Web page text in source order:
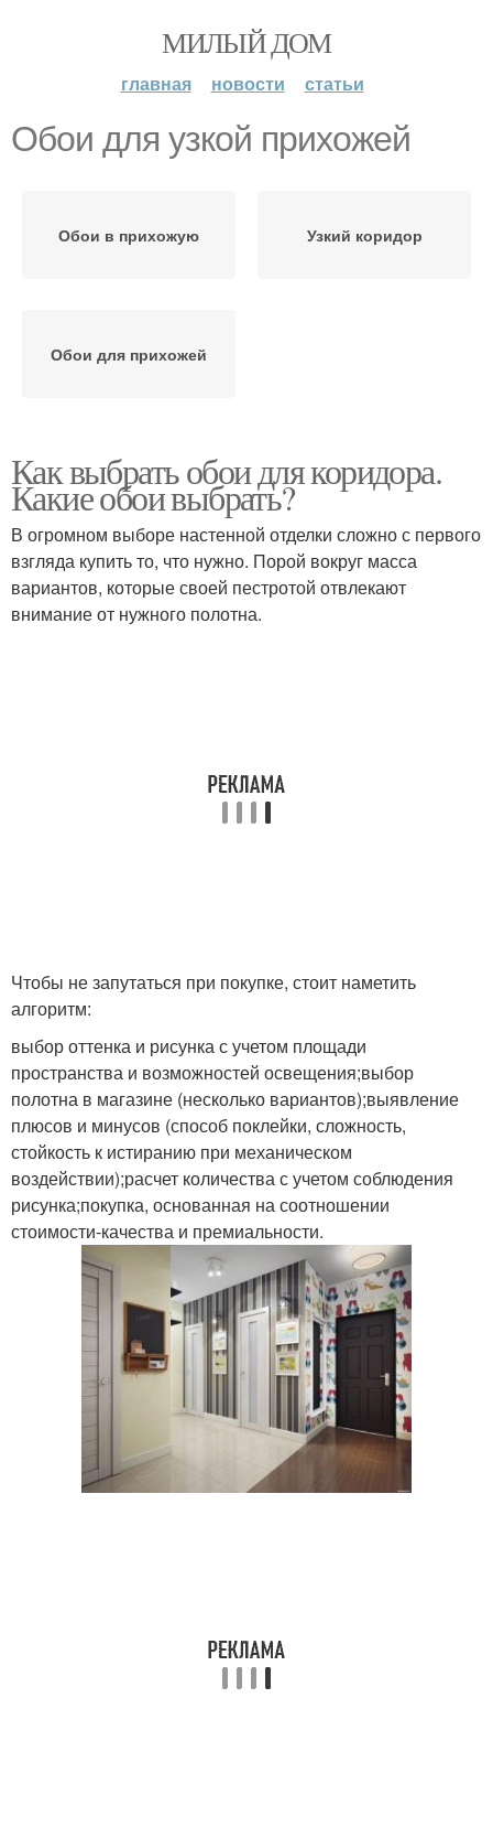
МИЛЫЙ ДОМ
главная новости статьи
Обои для узкой прихожей
Обои в прихожую Узкий коридор
Обои для прихожей
Как выбрать обои для коридора.
Какие обои выбрать?
В огромном выборе настенной отделки сложно с первого
взгляда купить то, что нужно. Порой вокруг масса
вариантов, которые своей пестротой отвлекают
внимание от нужного полотна.
Чтобы не запутаться при покупке, стоит наметить
алгоритм:
выбор оттенка и рисунка с учетом площади
пространства и возможностей освещения;выбор
полотна в магазине (несколько вариантов);выявление
плюсов и минусов (способ поклейки, сложность,
стойкость к истиранию при механическом
воздействии);расчет количества с учетом соблюдения
рисунка;покупка, основанная на соотношении
стоимости-качества и премиальности.